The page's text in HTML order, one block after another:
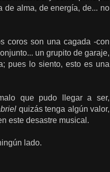
de alma, de energía, de... no
coros son una cagada -con
un grupito de garaje,
pues lo siento, esto es una
que pudo llegar a ser,
quizás tenga algún valor,
este desastre musical.
lado.